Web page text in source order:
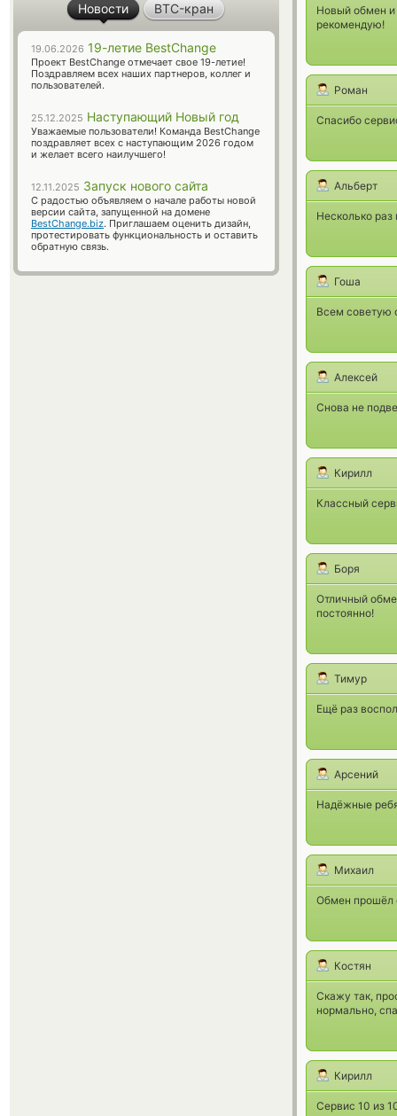
Новый обмен и
рекомендую!
Роман
Спасибо
Альберт
Несколько
Гоша
Всем советую
Алексей
Снова не
Кирилл
Классный
Боря
Отличный
постоянно!
Тимур
Ещё раз
Арсений
Надёжные
Михаил
Обмен прошёл
Костян
Скажу так,
нормально,
Кирилл
Сервис 10 из
Новости BTC-кран
19.06.2026 19-летие BestChange
Проект BestChange отмечает свое 19-летие!
Поздравляем всех наших партнеров, коллег и
пользователей.
25.12.2025 Наступающий Новый год
Уважаемые пользователи! Команда BestChange
поздравляет всех с наступающим 2026 годом
и желает всего наилучшего!
12.11.2025 Запуск нового сайта
С радостью объявляем о начале работы новой
версии сайта, запущенной на домене
BestChange.biz. Приглашаем оценить дизайн,
протестировать функциональность и оставить
обратную связь.